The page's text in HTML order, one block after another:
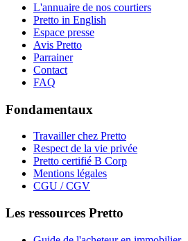
L'annuaire de nos courtiers
Pretto in English
Espace presse
Avis Pretto
Parrainer
Contact
FAQ
Fondamentaux
Travailler chez Pretto
Respect de la vie privée
Pretto certifié B Corp
Mentions légales
CGU / CGV
Les ressources Pretto